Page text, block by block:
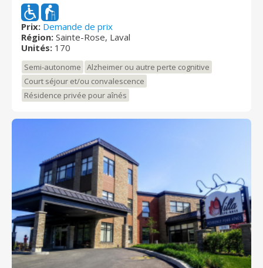
résidents. Ils sont chaleureux et se feront un plaisir de
vous accueillir! Résidence Ste-Rose se situe à Laval, et
ce, près de plusieurs services, tels que des centres
de santé, des magasins, des restaurants et plusieurs
autres.
Prix: Demande de prix
Région: Sainte-Rose, Laval
Unités: 170
Semi-autonome
Alzheimer ou autre perte cognitive
Court séjour et/ou convalescence
Résidence privée pour aînés